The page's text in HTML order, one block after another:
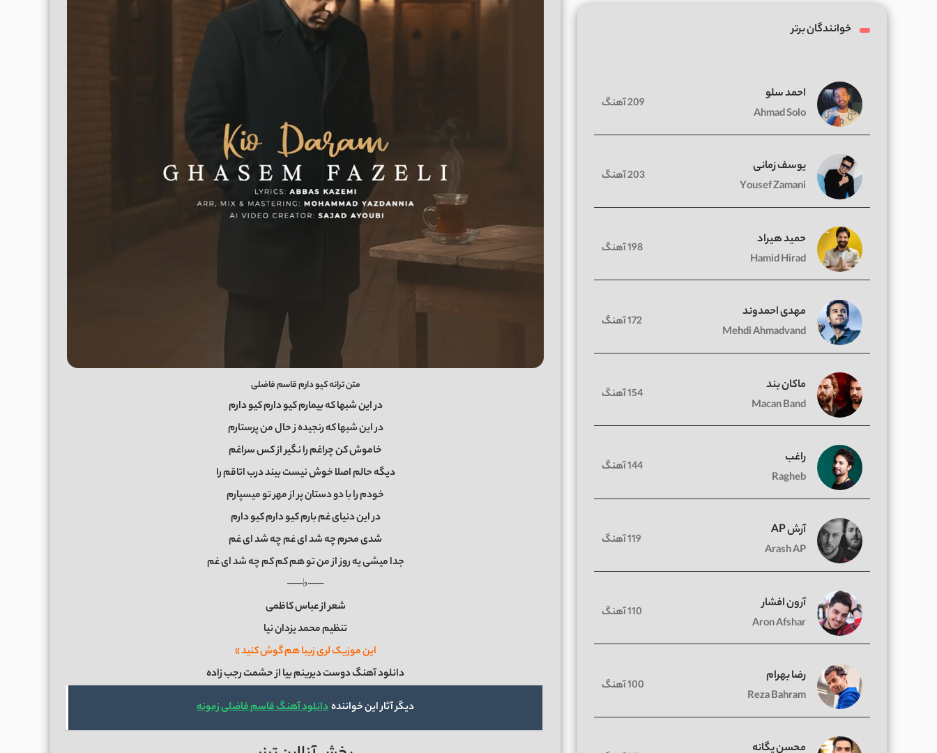
متن ترانه کیو دارم قاسم فاضلی
در این شبها که بیمارم کیو دارم کیو دارم
در این شبها که رنجیده ز حال من پرستارم
خاموش کن چراغم را نگیر از کس سراغم
دیگه حالم اصلا خوش نیست ببند درب اتاقم را
خودم را با دو دستان پر از مهر تو میسپارم
در این دنیای غم بارم کیو دارم کیو دارم
شدی محرم چه شد ای غم چه شد ای غم
جدا میشی یه روز از من تو هم کم کم چه شد ای غم
──♭──
شعر از عباس کاظمی
تنظیم محمد یزدان نیا
این موزیک لری زیبا هم گوش کنید »
دانلود آهنگ دوست دیرینم بیا از حشمت رجب زاده
دیگر آثار این خوانندهدانلود آهنگ قاسم فاضلی زمونه
خوانندگان برتر
احمد سلو
Ahmad Solo
209 آهنگ
یوسف زمانی
Yousef Zamani
203 آهنگ
حمید هیراد
Hamid Hirad
198 آهنگ
مهدی احمدوند
Mehdi Ahmadvand
172 آهنگ
ماکان بند
Macan Band
154 آهنگ
راغب
Ragheb
144 آهنگ
آرش AP
Arash AP
119 آهنگ
آرون افشار
Aron Afshar
110 آهنگ
رضا بهرام
Reza Bahram
100 آهنگ
محسن یگانه